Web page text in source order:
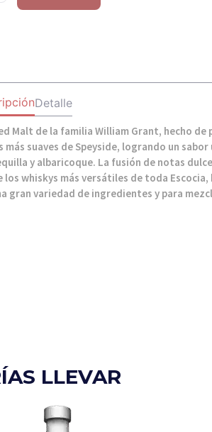
Detalle
Malt de la familia William Grant, hecho de
más suaves de Speyside, logrando un
y albaricoque. La fusión de notas
los whiskys más versátiles de toda
gran variedad de ingredientes y para
LLEVAR